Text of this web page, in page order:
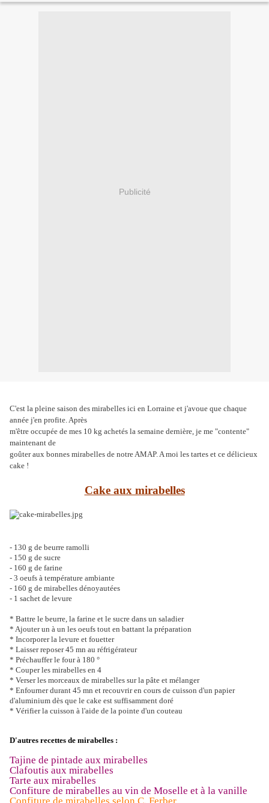
Publicité
C'est la pleine saison des mirabelles ici en Lorraine et j'avoue que chaque
année j'en profite. Après
m'être occupée de mes 10 kg achetés la semaine dernière, je me "contente"
maintenant de
goûteraux bonnes mirabelles de notre AMAP. A moi les tartes et ce délicieux
cake !
Cake aux mirabelles
- 130 g de beurre ramolli
- 150 g de sucre
- 160 g de farine
- 3 oeufs à température ambiante
- 160 g de mirabelles dénoyautées
- 1 sachet de levure
* Battre le beurre, la farine et le sucre dans un saladier
* Ajouter un à un les oeufs tout en battant la préparation
* Incorporer la levure et fouetter
* Laisser reposer 45 mn au réfrigérateur
* Préchauffer le four à 180 °
* Couper les mirabelles en 4
* Verser les morceaux de mirabelles sur la pâte et mélanger
* Enfourner durant 45 mn et recouvrir en cours de cuisson d'un papier
d'aluminium dès que le cake est suffisamment doré
* Vérifier la cuisson à l'aide de la pointe d'un couteau
D'autres recettes de mirabelles :
Tajine de pintade aux mirabelles
Clafoutis aux mirabelles
Tarte aux mirabelles
Confiture de mirabelles au vin de Moselle et à la vanille